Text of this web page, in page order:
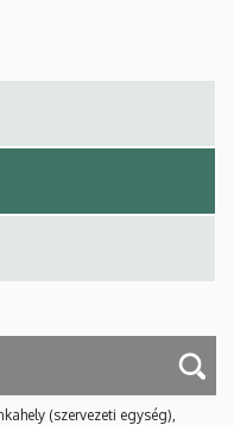
(szervezeti egység),